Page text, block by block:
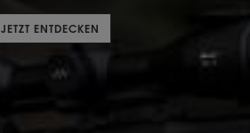
JETZT ENTDECKEN